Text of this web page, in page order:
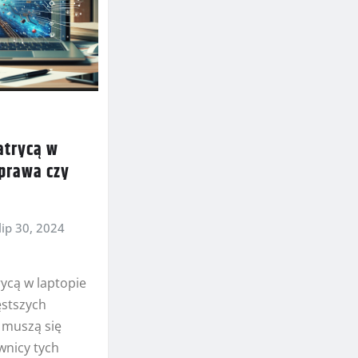
w
czy
lip 30, 2024
w laptopie
się
tych